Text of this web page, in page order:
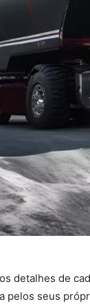
detalhes de
pelos seus